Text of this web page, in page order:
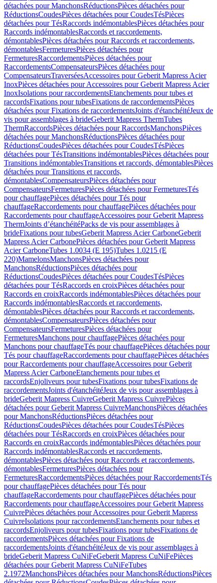
détachées pour ManchonsRéductionsPièces détachées pour
RéductionsCoudesPièces détachées pour CoudesTésPièces
détachées pour TésRaccords indémontablesPièces détachées pour
Raccords indémontablesRaccords et raccordements,
démontablesPièces détachées pour Raccords et raccordements,
démontablesFermeturesPièces détachées pour
FermeturesRaccordementsPièces détachées pour
RaccordementsCompensateursPièces détachées pour
CompensateursTraverséesAccessoires pour Geberit Mapress Acier
InoxPièces détachées pour Accessoires pour Geberit Mapress Acier
InoxIsolations pour raccordementsEtanchements pour tubes et
raccordsFixations pour tubesFixations de raccordementsPièces
détachées pour Fixations de raccordementsJoints d'étanchéitéJeux de
vis pour assemblages à brideGeberit Mapress ThermTubes
ThermRaccordsPièces détachées pour RaccordsManchonsPièces
détachées pour ManchonsRéductionsPièces détachées pour
RéductionsCoudesPièces détachées pour CoudesTésPièces
détachées pour TésTransitions indémontablesPièces détachées pour
Transitions indémontablesTransitions et raccords, démontablesPièces
détachées pour Transitions et raccords,
démontablesCompensateursPièces détachées pour
CompensateursFermeturesPièces détachées pour FermeturesTés
pour chauffagePièces détachées pour Tés pour
chauffageRaccordements pour chauffagePièces détachées pour
Raccordements pour chauffageAccessoires pour Geberit Mapress
ThermJoints d’étanchéitéPacks de vis pour assemblages à
brideFixations pour tubesGeberit Mapress Acier CarboneGeberit
Mapress Acier CarbonePièces détachées pour Geberit Mapress
Acier CarboneTubes 1.0034 (E 195)Tubes 1.0215 (E
220)MamelonsManchonsPièces détachées pour
ManchonsRéductionsPièces détachées pour
RéductionsCoudesPièces détachées pour CoudesTésPièces
détachées pour TésRaccords en croixPièces détachées pour
Raccords en croixRaccords indémontablesPièces détachées pour
Raccords indémontablesRaccords et raccordements,
démontablesPièces détachées pour Raccords et raccordements,
démontablesCompensateursPièces détachées pour
CompensateursFermeturesPièces détachées pour
FermeturesManchons pour chauffagePièces détachées pour
Manchons pour chauffageTés pour chauffagePièces détachées pour
Tés pour chauffageRaccordements pour chauffagePièces détachées
pour Raccordements pour chauffageAccessoires pour Geberit
Mapress Acier CarboneEtanchements pour tubes et
raccordsEnjoliveurs pour tubesFixations pour tubesFixations de
raccordementsJoints d'étanchéitéJeux de vis pour assemblages à
brideGeberit Mapress CuivreGeberit Mapress CuivrePièces
détachées pour Geberit Mapress CuivreManchonsPièces détachées
pour ManchonsRéductionsPièces détachées pour
RéductionsCoudesPièces détachées pour CoudesTésPièces
détachées pour TésRaccords en croixPièces détachées pour
Raccords en croixRaccords indémontablesPièces détachées pour
Raccords indémontablesRaccords et raccordements,
démontablesPièces détachées pour Raccords et raccordements,
démontablesFermeturesPièces détachées pour
FermeturesRaccordementsPièces détachées pour RaccordementsTés
pour chauffagePièces détachées pour Tés pour
chauffageRaccordements pour chauffagePièces détachées pour
Raccordements pour chauffageAccessoires pour Geberit Mapress
CuivrePièces détachées pour Accessoires pour Geberit Mapress
CuivreIsolations pour raccordementsEtanchements pour tubes et
raccordsEnjoliveurs pour tubesFixations pour tubesFixations de
raccordementsPièces détachées pour Fixations de
raccordementsJoints d'étanchéitéJeux de vis pour assemblages à
brideGeberit Mapress CuNiFeGeberit Mapress CuNiFePièces
détachées pour Geberit Mapress CuNiFeTubes
2.1972ManchonsPièces détachées pour ManchonsRéductionsPièces